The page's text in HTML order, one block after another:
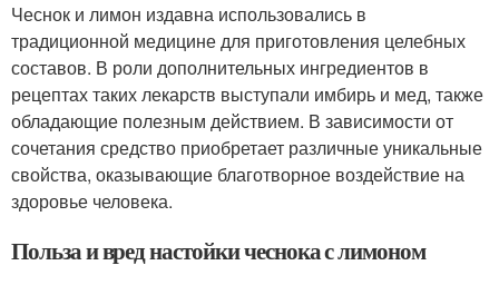
Чеснок и лимон издавна использовались в
традиционной медицине для приготовления целебных
составов. В роли дополнительных ингредиентов в
рецептах таких лекарств выступали имбирь и мед, также
обладающие полезным действием. В зависимости от
сочетания средство приобретает различные уникальные
свойства, оказывающие благотворное воздействие на
здоровье человека.
Польза и вред настойки чеснока с лимоном